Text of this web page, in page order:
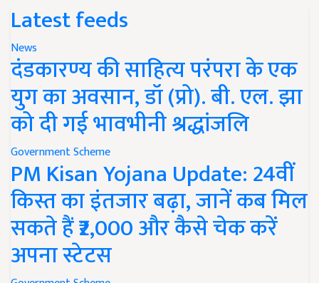
Latest feeds
News
दंडकारण्य की साहित्य परंपरा के एक
युग का अवसान, डॉ (प्रो). बी. एल. झा
को दी गई भावभीनी श्रद्धांजलि
Government Scheme
PM Kisan Yojana Update: 24वीं
किस्त का इंतजार बढ़ा, जानें कब मिल
सकते हैं ₹2,000 और कैसे चेक करें
अपना स्टेटस